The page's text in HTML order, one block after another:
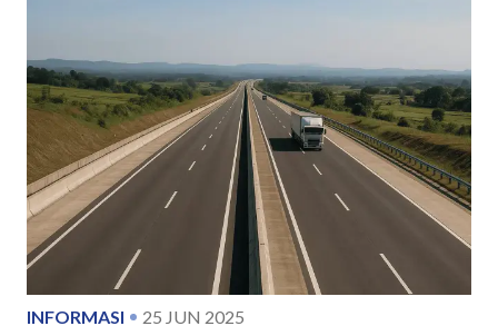
INFORMASI 25 JUN 2025